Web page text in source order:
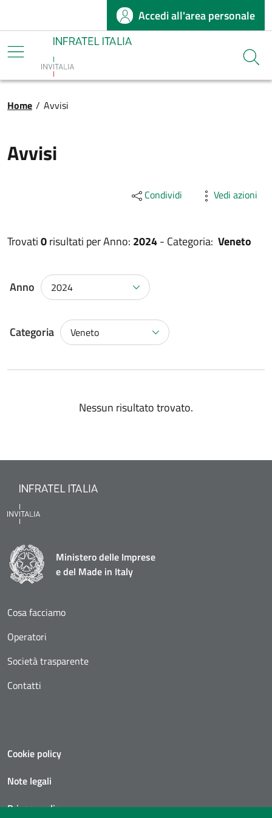
Salta al contenuto principaleAccedi all'area personale
Infratel
Briciole di pane
Home / Avvisi
Avvisi
Condividi Vedi azioni
Trovati0risultati perAnno: 2024- Categoria: Veneto
Anno 2024
Categoria Veneto
Nessun risultato trovato.
Ministero delle Imprese
e del Made in Italy
Cosa facciamo
Operatori
Società trasparente
Contatti
Cookie policy
Note legali
Privacy policy